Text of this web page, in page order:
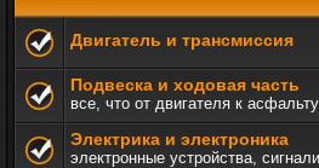
Двигатель и трансмиссия
Подвеска и ходовая часть
все, что от двигателя к
Электрика и электроника
электронные устройства,